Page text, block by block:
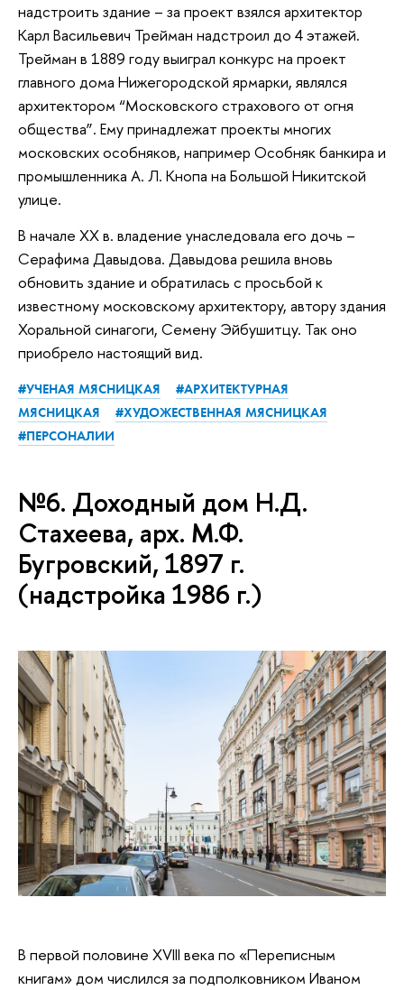
надстроить здание – за проект взялся архитектор
Карл Васильевич Трейман надстроил до 4 этажей.
Трейман в 1889 году выиграл конкурс на проект
главного дома Нижегородской ярмарки, являлся
архитектором “Московского страхового от огня
общества”. Ему принадлежат проекты многих
московских особняков, например Особняк банкира и
промышленника А. Л. Кнопа на Большой Никитской
улице.
В начале ХХ в. владение унаследовала его дочь –
Серафима Давыдова. Давыдова решила вновь
обновить здание и обратилась с просьбой к
известному московскому архитектору, автору здания
Хоральной синагоги, Семену Эйбушитцу. Так оно
приобрело настоящий вид.
#УЧЕНАЯ МЯСНИЦКАЯ
#АРХИТЕКТУРНАЯ
МЯСНИЦКАЯ
#ХУДОЖЕСТВЕННАЯ МЯСНИЦКАЯ
#ПЕРСОНАЛИИ
№6. Доходный дом Н.Д.
Стахеева, арх. М.Ф.
Бугровский, 1897 г.
(надстройка 1986 г.)
В первой половине XVIII века по «Переписным
книгам» дом числился за подполковником Иваном